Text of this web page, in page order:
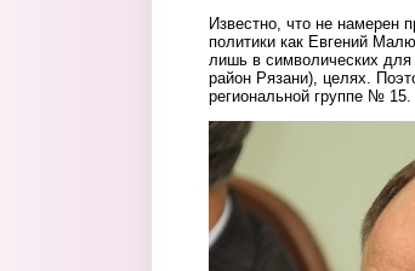
Известно, что не намерен
политики как Евгений
лишь в символических для
район Рязани), целях.
региональной группе № 15.
1.jpg